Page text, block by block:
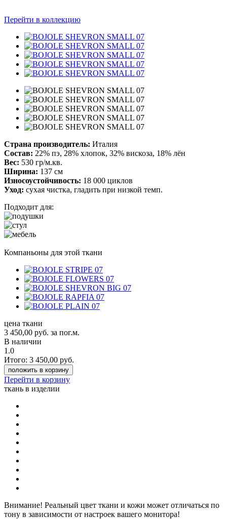
Перейти в коллекцию
Страна производитель: Италия
Состав: 22% пэ, 28% хлопок, 32% вискоза, 18% лён
Вес: 530 гр/м.кв.
Ширина: 137 см
Износоустойчивость: 18 000 циклов
Уход: сухая чистка, гладить при низкой темп.
Подходит для:
Компаньоны для этой ткани
цена ткани
3 450,00 руб. за пог.м.
В наличии
1.0
Итого: 3 450,00 руб.
положить в корзину
Перейти в корзину
ткань в изделии
Внимание! Реальный цвет ткани и кожи может отличаться по
тону в зависимости от настроек вашего монитора!